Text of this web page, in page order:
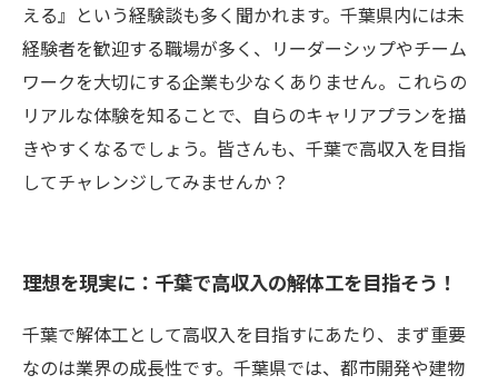
える』という経験談も多く聞かれます。千葉県内には未
経験者を歓迎する職場が多く、リーダーシップやチーム
ワークを大切にする企業も少なくありません。これらの
リアルな体験を知ることで、自らのキャリアプランを描
きやすくなるでしょう。皆さんも、千葉で高収入を目指
してチャレンジしてみませんか？
理想を現実に：千葉で高収入の解体工を目指そう！
千葉で解体工として高収入を目指すにあたり、まず重要
なのは業界の成長性です。千葉県では、都市開発や建物